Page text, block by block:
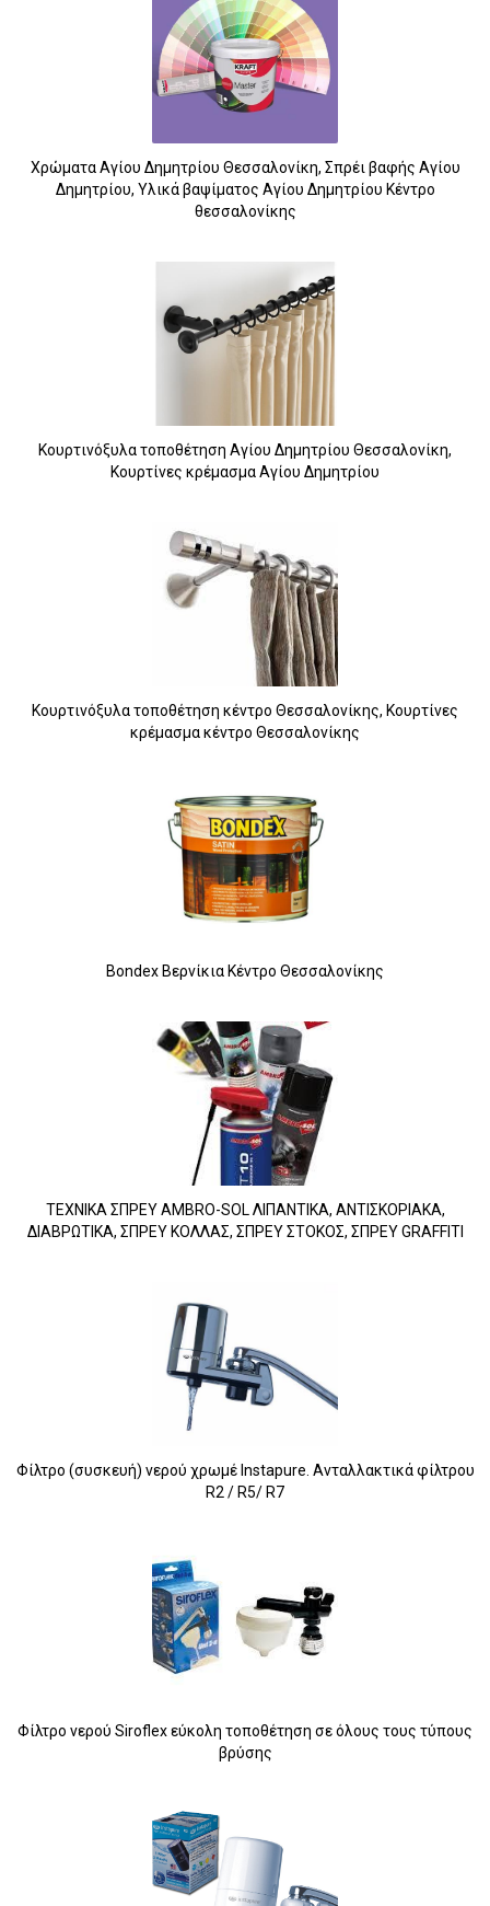
Χρώματα Αγίου Δημητρίου Θεσσαλονίκη, Σπρέι βαφής Αγίου
Δημητρίου, Υλικά βαψίματος Αγίου Δημητρίου Κέντρο
θεσσαλονίκης
Κουρτινόξυλα τοποθέτηση Αγίου Δημητρίου Θεσσαλονίκη,
Κουρτίνες κρέμασμα Αγίου Δημητρίου
Κουρτινόξυλα τοποθέτηση κέντρο Θεσσαλονίκης, Κουρτίνες
κρέμασμα κέντρο Θεσσαλονίκης
Bondex Βερνίκια Κέντρο Θεσσαλονίκης
ΤΕΧΝΙΚΑ ΣΠΡΕΥ AMBRO-SOL ΛΙΠΑΝΤΙΚΑ, ΑΝΤΙΣΚΟΡΙΑΚΑ,
ΔΙΑΒΡΩΤΙΚΑ, ΣΠΡΕΥ ΚΟΛΛΑΣ, ΣΠΡΕΥ ΣΤΟΚΟΣ, ΣΠΡΕΥ GRAFFITI
Φίλτρο (συσκευή) νερού χρωμέ Instapure. Ανταλλακτικά φίλτρου
R2 / R5/ R7
Φίλτρο νερού Siroflex εύκολη τοποθέτηση σε όλους τους τύπους
βρύσης